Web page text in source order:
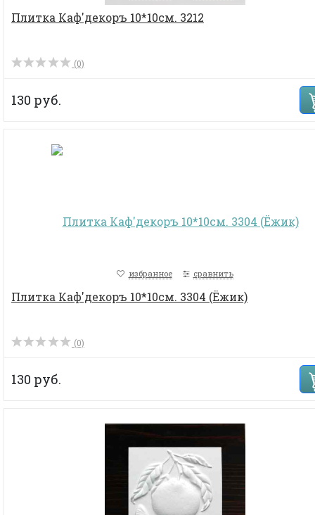
Плитка Каф'декоръ 10*10см. 3212
(0)
130 руб.
избранное сравнить
Плитка Каф'декоръ 10*10см. 3304 (Ёжик)
(0)
130 руб.